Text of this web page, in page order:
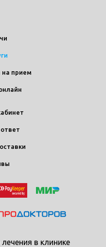
на прием
в клинике